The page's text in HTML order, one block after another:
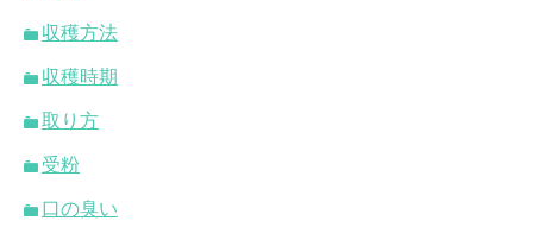
収穫方法
収穫時期
取り方
受粉
口の臭い